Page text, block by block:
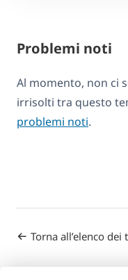
Problemi noti
Al momento, non ci
irrisolti tra questo
problemi noti.
Torna all’elenco